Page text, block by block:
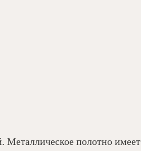
Металлическое полотно имеет